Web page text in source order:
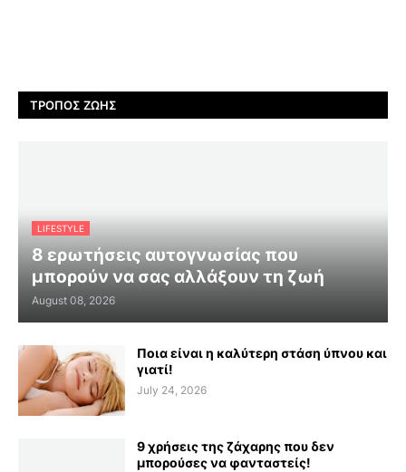
ΤΡΌΠΟΣ ΖΩΉΣ
LIFESTYLE
8 ερωτήσεις αυτογνωσίας που
μπορούν να σας αλλάξουν τη ζωή
August 08, 2026
Ποια είναι η καλύτερη στάση ύπνου και
γιατί!
July 24, 2026
9 χρήσεις της ζάχαρης που δεν
μπορούσες να φανταστείς!